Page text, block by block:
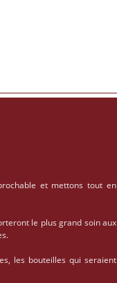
et mettons tout en
le plus grand soin aux
les bouteilles qui seraient